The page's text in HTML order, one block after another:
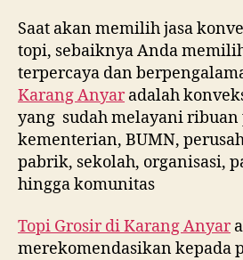
Saat akan memilih jasa
topi, sebaiknya Anda
terpercaya dan
Karang Anyaradalah
yang sudah melayani ribuan
kementerian, BUMN,
pabrik, sekolah, organisasi,
hingga komunitas
Topi Grosir diKarang Anyar
merekomendasikan kepada